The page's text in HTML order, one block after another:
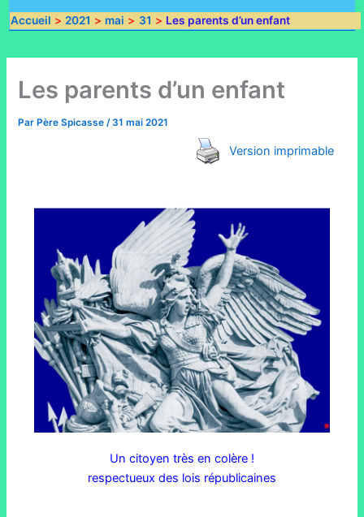
Accueil 2021 mai 31 Les parents d’un enfant
Les parents d’un enfant
Par Père Spicasse/31 mai 2021
Version imprimable
Un citoyen très en colère !
respectueux des lois républicaines